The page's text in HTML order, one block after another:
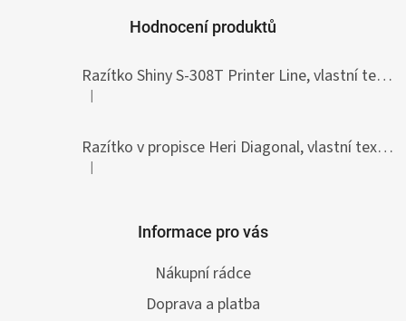
Hodnocení produktů
Razítko Shiny S-308T Printer Line, vlastní text 45 x 10 mm
Hodnocení produktu je 5 z 5 hvězdiček.
|
Razítko v propisce Heri Diagonal, vlastní text 33 x 8,7 mm
Hodnocení produktu je 5 z 5 hvězdiček.
|
Informace pro vás
Nákupní rádce
Doprava a platba